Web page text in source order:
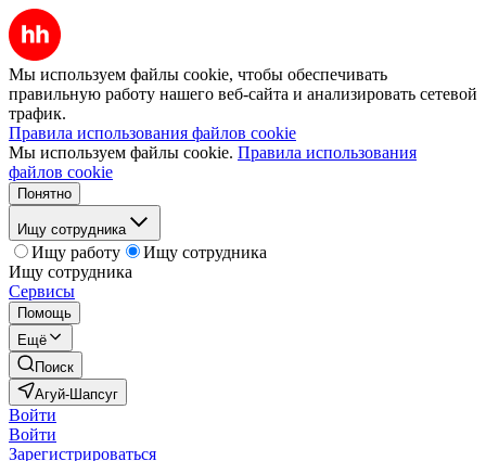
Мы используем файлы cookie, чтобы обеспечивать
правильную работу нашего веб-сайта и анализировать сетевой
трафик.
Правила использования файлов cookie
Мы используем файлы cookie. Правила использования
файлов cookie
Понятно
Ищу сотрудника
Ищу работу
Ищу сотрудника
Ищу сотрудника
Сервисы
Помощь
Ещё
Поиск
Агуй-Шапсуг
Войти
Войти
Зарегистрироваться